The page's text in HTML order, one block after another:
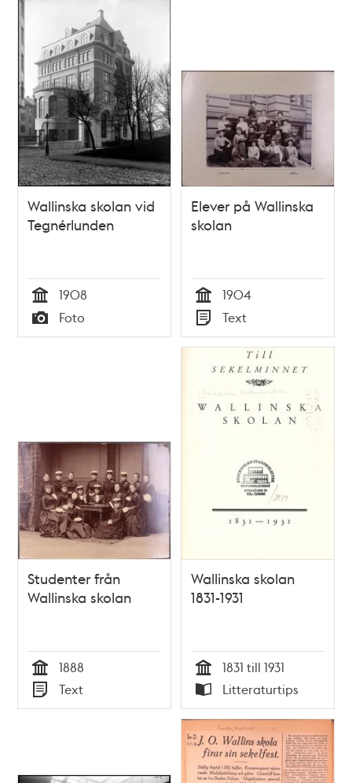
Wallinska skolan vid
Tegnérlunden
Tid
1908
Typ
Foto
Elever på Wallinska
skolan
Tid
1904
Typ
Text
Studenter från
Wallinska skolan
Tid
1888
Typ
Text
Wallinska skolan
1831-1931
Tid
1831 till 1931
Typ
Litteraturtips